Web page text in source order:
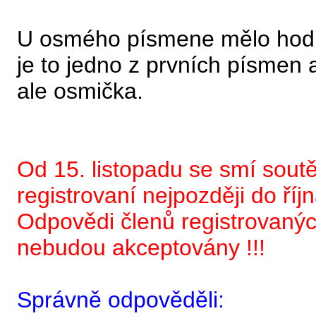
U osmého písmene mělo
je to jedno z prvních písmen
ale osmička.
Od 15. listopadu se smí
registrovaní nejpozději do
Odpovědi členů
nebudou akceptovány !!!
Správně odpověděli: